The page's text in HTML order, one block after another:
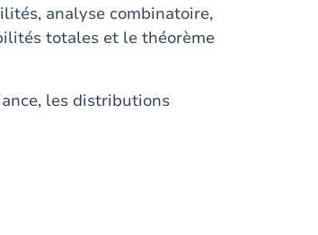
analyse combinatoire,
totales et le théorème
les distributions